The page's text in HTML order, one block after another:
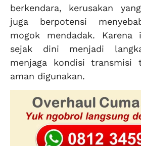
berkendara, kerusakan
juga berpotensi
mogok mendadak. Karena
sejak dini menjadi
menjaga kondisi transmisi
aman digunakan.